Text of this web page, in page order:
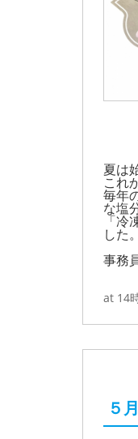
夏は
これ
毎年
な塩
「冷
した
事務
at 14
５